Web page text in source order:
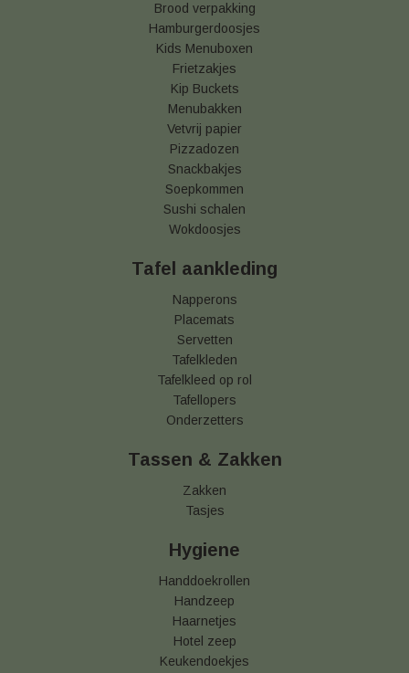
Brood verpakking
Hamburgerdoosjes
Kids Menuboxen
Frietzakjes
Kip Buckets
Menubakken
Vetvrij papier
Pizzadozen
Snackbakjes
Soepkommen
Sushi schalen
Wokdoosjes
Tafel aankleding
Napperons
Placemats
Servetten
Tafelkleden
Tafelkleed op rol
Tafellopers
Onderzetters
Tassen & Zakken
Zakken
Tasjes
Hygiene
Handdoekrollen
Handzeep
Haarnetjes
Hotel zeep
Keukendoekjes